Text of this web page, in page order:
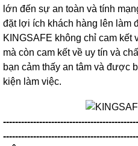
lớn đến sự an toàn và tính
đặt lợi ích khách hàng lên làm
KINGSAFE không chỉ cam kết
mà còn cam kết về uy tín và
bạn cảm thấy an tâm và được
kiện làm việc.